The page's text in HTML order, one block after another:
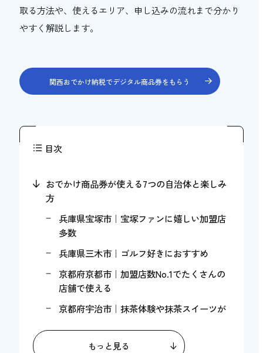
取る方法や、使えるエリア、申し込みの流れまで分かり
やすく解説します。
関西おでかけ納税でデジタル商品券をもらう
目次
おでかけ商品券が使える7つの自治体と楽しみ
方
兵庫県宝塚市｜宝塚ファンに嬉しい加盟店
多数
兵庫県三木市｜ゴルフ好きにおすすめ
京都府京都市｜加盟店数No.1でたくさんの
店舗で使える
京都府宇治市｜抹茶体験や抹茶スイーツが
奈良県天川村｜自然にふれる体験ができる
もっと見る